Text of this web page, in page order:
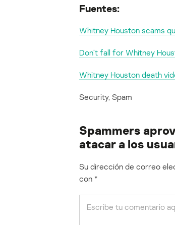
Fuentes:
Whitney Houston scams
Don’t fall for Whitney
Whitney Houston death
Security, Spam
Spammers
atacar a los
Su dirección de correo
con *